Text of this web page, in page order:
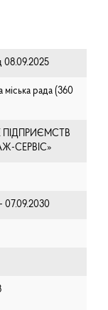
08.09.2025
міська рада (⁨360
ПІДПРИЄМСТВ
СЕРВІС»
07.09.2030